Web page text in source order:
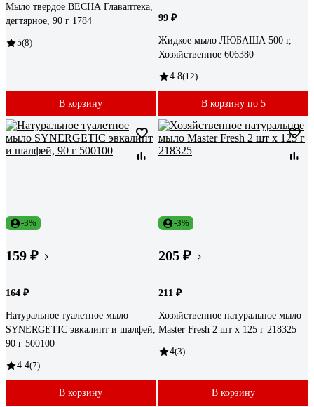
Мыло твердое ВЕСНА Главаптека,
дегтярное, 90 г 1784
5(8)
В корзину
99 ₽
Жидкое мыло ЛЮБАША 500 г,
Хозяйственное 606380
4.8(12)
В корзину по 5
-3%
159 ₽
164 ₽
Натуральное туалетное мыло
SYNERGETIC эвкалипт и шалфей,
90 г 500100
4.4(7)
В корзину
-3%
205 ₽
211 ₽
Хозяйственное натуральное мыло
Master Fresh 2 шт x 125 г 218325
4(3)
В корзину